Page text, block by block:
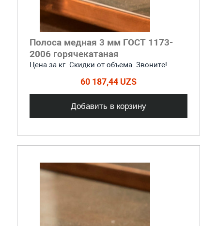
Полоса медная 3 мм ГОСТ 1173-
2006 горячекатаная
Цена за кг. Скидки от объема. Звоните!
60 187,44 UZS
Добавить в корзину